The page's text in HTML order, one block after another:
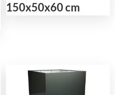
150x50x60 cm